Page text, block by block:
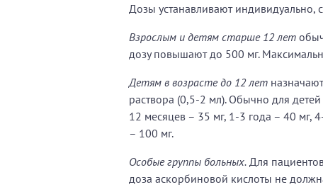
Дозы устанавливают индивидуально,
Взрослым и детям старше 12 лет
дозу повышают до 500 мг.
Детям в возрасте до 12 лет
раствора (0,5-2 мл). Обычно для
12 месяцев – 35 мг, 1-3 года – 40 мг,
– 100 мг.
Особые группы больных. Для
доза аскорбиновой кислоты не